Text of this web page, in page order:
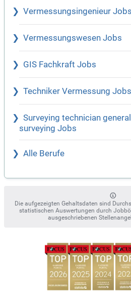
Vermessungsingenieur Jobs
Vermessungswesen Jobs
GIS Fachkraft Jobs
Techniker Vermessung Jobs
Surveying technician general
surveying Jobs
Alle Berufe
Die aufgezeigten Gehaltsdaten sind
statistischen Auswertungen durch
ausgeschriebenen